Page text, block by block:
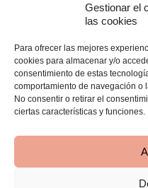
Gestionar el
las cookies
Para ofrecer las mejores
cookies para almacenar y/o
consentimiento de estas
comportamiento de navegación o
No consentir o retirar el
ciertas características y funciones.
Política de cookies
Declaración de accesibilidad